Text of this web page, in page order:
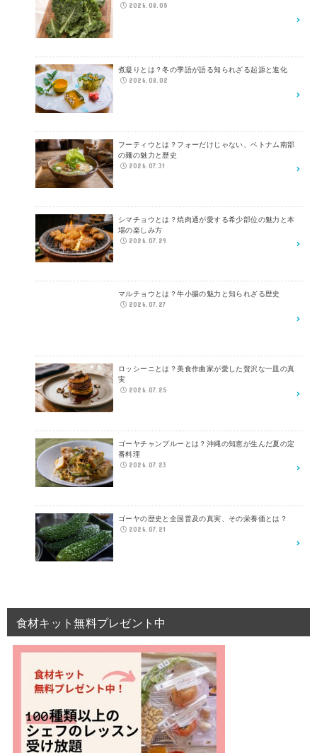
2026.08.05
煮凝りとは？冬の季語が語る知られざる起源と進化
2026.08.02
フーティウとは？フォーだけじゃない、ベトナム南部
の麺の魅力と歴史
2026.07.31
シマチョウとは？焼肉通が愛する希少部位の魅力と本
場の楽しみ方
2026.07.29
マルチョウとは？牛小腸の魅力と知られざる歴史
2026.07.27
ロッシーニとは？美食作曲家が愛した贅沢な一皿の真
実
2026.07.25
ゴーヤチャンプルーとは？沖縄の知恵が生んだ夏の定
番料理
2026.07.23
ゴーヤの歴史と全国普及の真実、その栄養価とは？
2026.07.21
食材キット無料プレゼント中